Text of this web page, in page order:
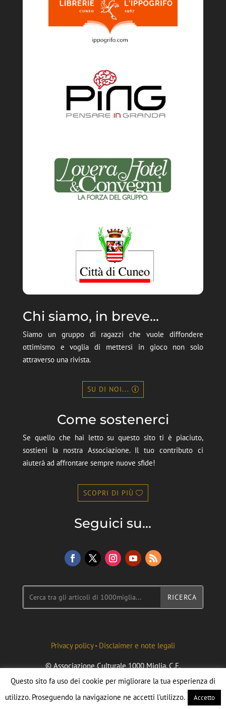
Chi siamo, in breve...
Siamo un gruppo di ragazzi che vuole diffondere
ottimismo e voglia di mettersi in gioco non solo
attraverso una rivista.
SU DI NOI...
Come sostenerci
Se quello che hai letto su questo sito ti è piaciuto,
sostieni la nostra Associazione. Il tuo contributo ci
aiuterà ad affrontare sempre nuove sfide!
SCOPRI DI PIÙ
Seguici su...
Privacy policy- Disclaimer e note legali
© Associazione Culturale 1000 Miglia. C.F.
96092090040. Credits to Federico Flecchia
Questo sito fa uso dei cookie per migliorare la tua esperienza di
utilizzo. Proseguendo la navigazione ne accetti l'utilizzo.
Accetto